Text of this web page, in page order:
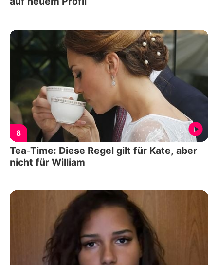
8
Tea-Time: Diese Regel gilt für Kate, aber
nicht für William